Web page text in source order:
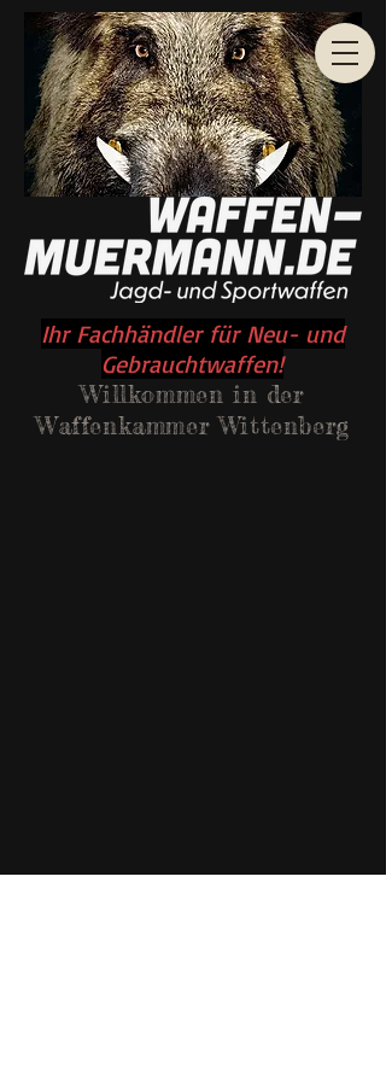
Ihr Fachhändler für Neu- und
Gebrauchtwaffen!
Willkommen in der
Waffenkammer Wittenberg